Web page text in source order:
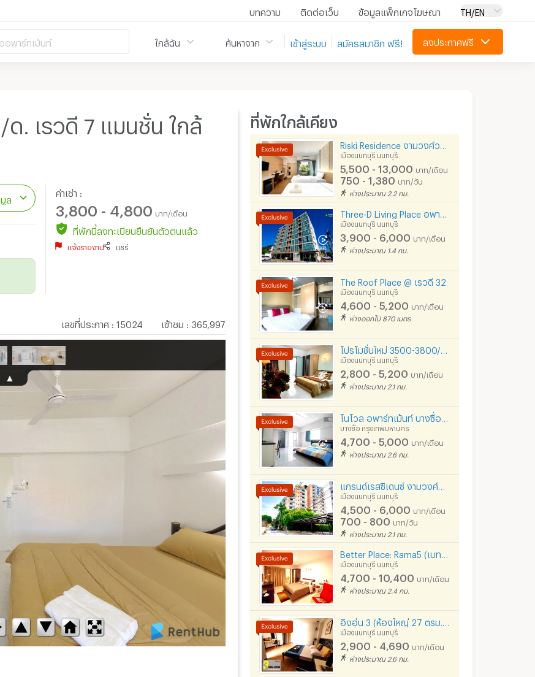
บทความ ติดต่อเว็บ ข้อมูลแพ็กเกจโฆษณา TH/EN
อพาร์ทเม้นท์ ใกล้ฉัน ค้นหาจาก เข้าสู่ระบบ สมัครสมาชิก ฟรี! ลงประกาศฟรี
. เรวดี 7 แมนชั่น ใกล้
ล
ค่าเช่า :
3,800 - 4,800 บาท/เดือน
ที่พักนี้ลงทะเบียนยืนยันตัวตนแล้ว
แจ้งรายงาน แชร์
เลขที่ประกาศ 15024 เข้าชม 365,997
ที่พักใกล้เคียง
เมืองนนทบุรี นนทบุรี
5,500 - 13,000 บาท/เดือน
750 - 1,380 บาท/วัน
ห่างประมาณ 2.2 กม.
เมืองนนทบุรี นนทบุรี
3,900 - 6,000 บาท/เดือน
ห่างประมาณ 1.4 กม.
The Roof Place @ เรวดี 32
เมืองนนทบุรี นนทบุรี
4,600 - 5,200 บาท/เดือน
ห่างออกไป 870 เมตร
เมืองนนทบุรี นนทบุรี
2,800 - 5,200 บาท/เดือน
ห่างประมาณ 2.1 กม.
บางซื่อ กรุงเทพมหานคร
4,700 - 5,000 บาท/เดือน
ห่างประมาณ 2.6 กม.
แกรนด์เรสซิเดนซ์ งามวงศ์วาน 19
เมืองนนทบุรี นนทบุรี
4,500 - 6,000 บาท/เดือน
700 - 800 บาท/วัน
ห่างประมาณ 2.1 กม.
เมืองนนทบุรี นนทบุรี
4,700 - 10,400 บาท/เดือน
ห่างประมาณ 2.4 กม.
เมืองนนทบุรี นนทบุรี
2,900 - 4,690 บาท/เดือน
ห่างประมาณ 2.6 กม.